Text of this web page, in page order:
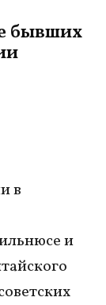
бывших
в
и